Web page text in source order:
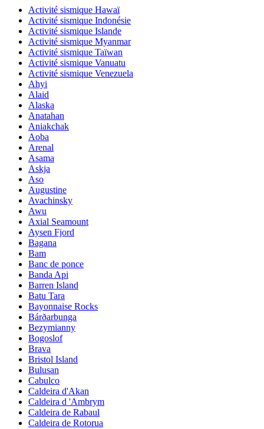
Activité sismique Hawaï
Activité sismique Indonésie
Activité sismique Islande
Activité sismique Myanmar
Activité sismique Taïwan
Activité sismique Vanuatu
Activité sismique Venezuela
Ahyi
Alaid
Alaska
Anatahan
Aniakchak
Aoba
Arenal
Asama
Askja
Aso
Augustine
Avachinsky
Awu
Axial Seamount
Aysen Fjord
Bagana
Bam
Banc de ponce
Banda Api
Barren Island
Batu Tara
Bayonnaise Rocks
Bárðarbunga
Bezymianny
Bogoslof
Brava
Bristol Island
Bulusan
Cabulco
Caldeira d'Akan
Caldeira d 'Ambrym
Caldeira de Rabaul
Caldeira de Rotorua